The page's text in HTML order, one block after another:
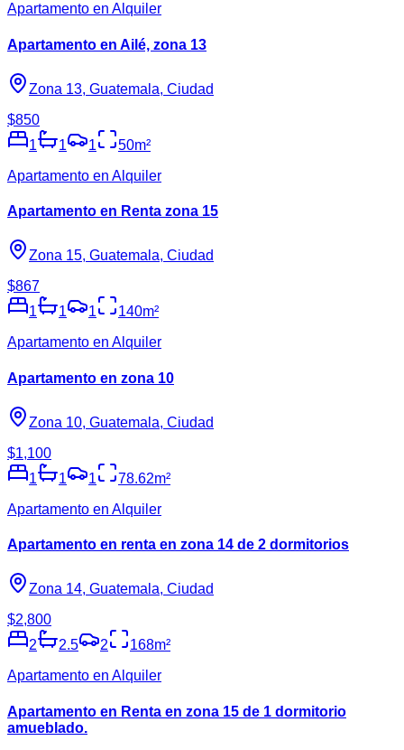
Apartamento en Alquiler
Apartamento en Ailé, zona 13
Zona 13, Guatemala, Ciudad
$850
1
1 1 50m²
Apartamento en Alquiler
Apartamento en Renta zona 15
Zona 15, Guatemala, Ciudad
$867
1
1 1 140m²
Apartamento en Alquiler
Apartamento en zona 10
Zona 10, Guatemala, Ciudad
$1,100
1
1 1 78.62m²
Apartamento en Alquiler
Apartamento en renta en zona 14 de 2 dormitorios
Zona 14, Guatemala, Ciudad
$2,800
2
2.5 2 168m²
Apartamento en Alquiler
Apartamento en Renta en zona 15 de 1 dormitorio
amueblado.